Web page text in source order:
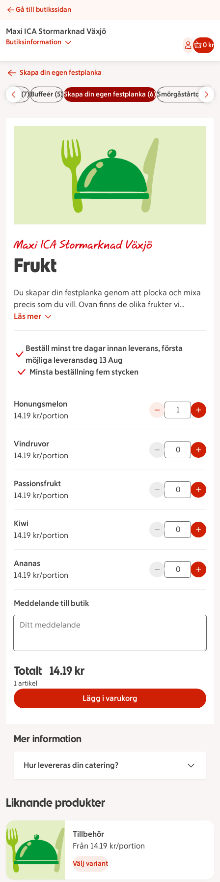
Frukt | Catering Maxi ICA Stormarknad Växjö
Gå till butikssidan
Maxi ICA Stormarknad Växjö
Butiksinformation 0 kr
Skapa din egen festplanka
(7)Buffeér (5)Skapa din egen festplanka (6)Smörgåstårtor &
Frukt
Maxi ICA Stormarknad Växjö
Du skapar din festplanka genom att plocka och mixa
precis som du vill. Ovan finns de olika frukter vi
erbjuder.
smidigt som möjligt.
Läs mer
Beställ minst tre dagar innan leverans, första
möjliga leveransdag 13 Aug
Minsta beställning fem stycken
Honungsmelon
14.19 kr/portion
14.19 kronor per portion
Använd
Vindruvor
14.19 kr/portion
14.19 kronor per portion
Använd
Passionsfrukt
14.19 kr/portion
14.19 kronor per portion
Använd
Kiwi
14.19 kr/portion
14.19 kronor per portion
Använd
Ananas
14.19 kr/portion
14.19 kronor per portion
Använd
Meddelande till butik
Totalt
1 artikel
Totalt 1 stycken Frukt Honungsmelon, 14.19
14.19 kr
Lägg i varukorg
Mer information
Hur levereras din catering?
Liknande produkter
Tillbehör
Från 14.19 kr/portion
Välj variant